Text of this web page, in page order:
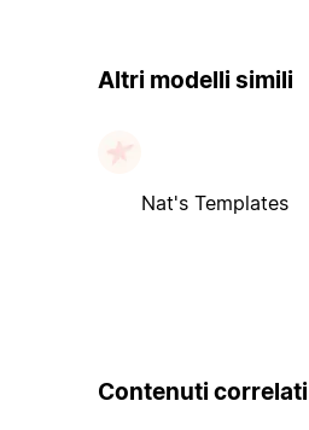
Altri modelli simili
Nat's Templates
Contenuti correlati